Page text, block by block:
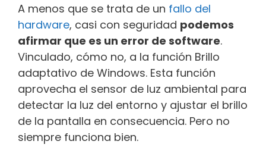
A menos que se trata de un fallo del
hardware, casi con seguridad podemos
afirmar que es un error de software.
Vinculado, cómo no, a la función Brillo
adaptativo de Windows. Esta función
aprovecha el sensor de luz ambiental para
detectar la luz del entorno y ajustar el brillo
de la pantalla en consecuencia. Pero no
siempre funciona bien.